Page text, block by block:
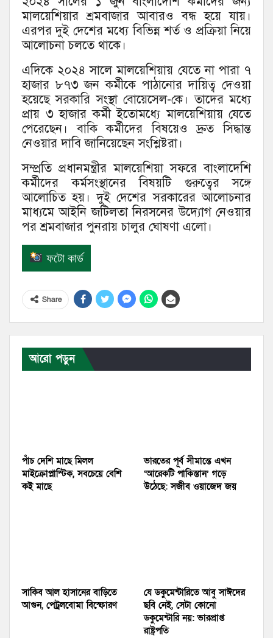
মালয়েশিয়ার শ্রমবাজার আবারও বন্ধ হয়ে যায়।
এরপর দুই দেশের মধ্যে বিভিন্ন শর্ত ও প্রক্রিয়া নিয়ে
আলোচনা চলতে থাকে।
এদিকে ২০২৪ সালে মালয়েশিয়ায় যেতে না পারা ৭
হাজার ৮৭৩ জন কর্মীকে পাঠানোর দায়িত্ব দেওয়া
হয়েছে সরকারি সংস্থা বোয়েসেল-কে। তাদের মধ্যে
প্রায় ৩ হাজার কর্মী ইতোমধ্যে মালয়েশিয়ায় যেতে
পেরেছেন। বাকি কর্মীদের বিষয়েও দ্রুত সিদ্ধান্ত
নেওয়ার দাবি জানিয়েছেন সংশ্লিষ্টরা।
সম্প্রতি প্রধানমন্ত্রীর মালয়েশিয়া সফরে বাংলাদেশি
কর্মীদের কর্মসংস্থানের বিষয়টি গুরুত্বের সঙ্গে
আলোচিত হয়। দুই দেশের সরকারের আলোচনার
মাধ্যমে আইনি জটিলতা নিরসনের উদ্যোগ নেওয়ার
পর শ্রমবাজার পুনরায় চালুর ঘোষণা এলো।
ফটো কার্ড
Share
আরো পড়ুন
পাঁচ দেশি মাছে মিলল
মাইক্রোপ্লাস্টিক, সবচেয়ে বেশি
কই মাছে
ভারতের পূর্ব সীমান্তে এখন
‘আরেকটি পাকিস্তান’ গড়ে
উঠেছে: সজীব ওয়াজেদ জয়
সাকিব আল হাসানের বাড়িতে
আগুন, পেট্রলবোমা বিস্ফোরণ
যে ডকুমেন্টারিতে আবু সাঈদের
ছবি নেই, সেটা কোনো
ডকুমেন্টারি নয়: ভারপ্রাপ্ত
রাষ্ট্রপতি